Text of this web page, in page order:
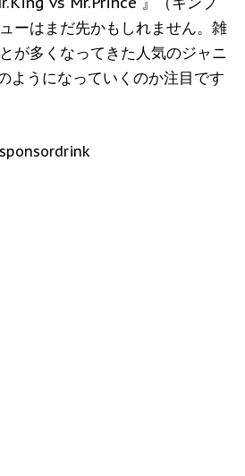
ーはまだ先かもしれません。雑
が多くなってきた人気のジャニ
ようになっていくのか注目です
sponsordrink